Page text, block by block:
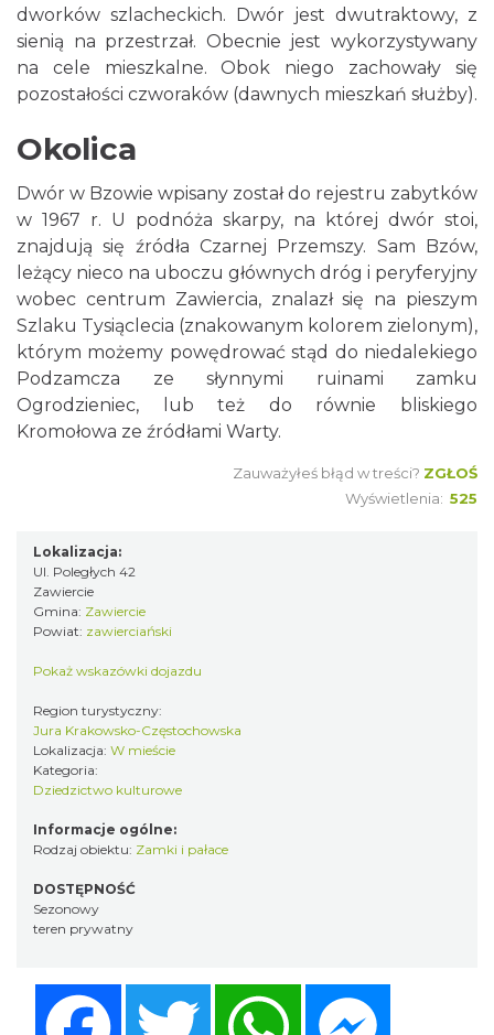
dworków szlacheckich. Dwór jest dwutraktowy, z
sienią na przestrzał. Obecnie jest wykorzystywany
na cele mieszkalne. Obok niego zachowały się
pozostałości czworaków (dawnych mieszkań służby).
Okolica
Dwór w Bzowie wpisany został do rejestru zabytków
w 1967 r. U podnóża skarpy, na której dwór stoi,
znajdują się źródła Czarnej Przemszy. Sam Bzów,
leżący nieco na uboczu głównych dróg i peryferyjny
wobec centrum Zawiercia, znalazł się na pieszym
Szlaku Tysiąclecia (znakowanym kolorem zielonym),
którym możemy powędrować stąd do niedalekiego
Podzamcza ze słynnymi ruinami zamku
Ogrodzieniec, lub też do równie bliskiego
Kromołowa ze źródłami Warty.
Zauważyłeś błąd w treści? ZGŁOŚ
Wyświetlenia: 525
Lokalizacja:
Ul. Poległych 42
Zawiercie
Gmina: Zawiercie
Powiat: zawierciański
Pokaż wskazówki dojazdu
Region turystyczny:
Jura Krakowsko-Częstochowska
Lokalizacja: W mieście
Kategoria:
Dziedzictwo kulturowe
Informacje ogólne:
Rodzaj obiektu: Zamki i pałace
DOSTĘPNOŚĆ
Sezonowy
teren prywatny
Twitter WhatsApp